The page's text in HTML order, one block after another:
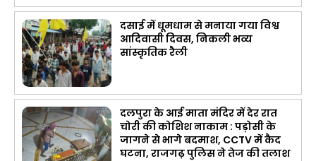
दसाई में धूमधाम से मनाया गया विश्व
आदिवासी दिवस, निकली भव्य
सांस्कृतिक रैली
दलपुरा के आई माता मंदिर में देर रात
चोरी की कोशिश नाकाम : पड़ोसी के
जागने से भागे बदमाश, CCTV में कैद
घटना, राजगढ़ पुलिस ने तेज की तलाश